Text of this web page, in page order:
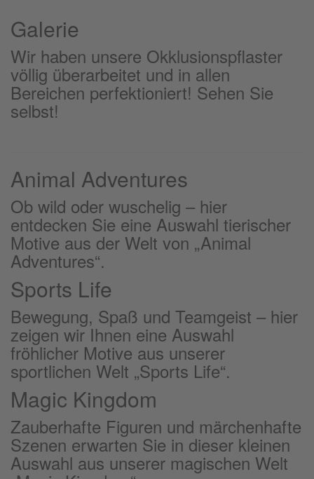
Galerie
Wir haben unsere Okklusionspflaster
völlig überarbeitet und in allen
Bereichen perfektioniert! Sehen Sie
selbst!
Animal Adventures
Ob wild oder wuschelig – hier
entdecken Sie eine Auswahl tierischer
Motive aus der Welt von „Animal
Adventures“.
Sports Life
Bewegung, Spaß und Teamgeist – hier
zeigen wir Ihnen eine Auswahl
fröhlicher Motive aus unserer
sportlichen Welt „Sports Life“.
Magic Kingdom
Zauberhafte Figuren und märchenhafte
Szenen erwarten Sie in dieser kleinen
Auswahl aus unserer magischen Welt